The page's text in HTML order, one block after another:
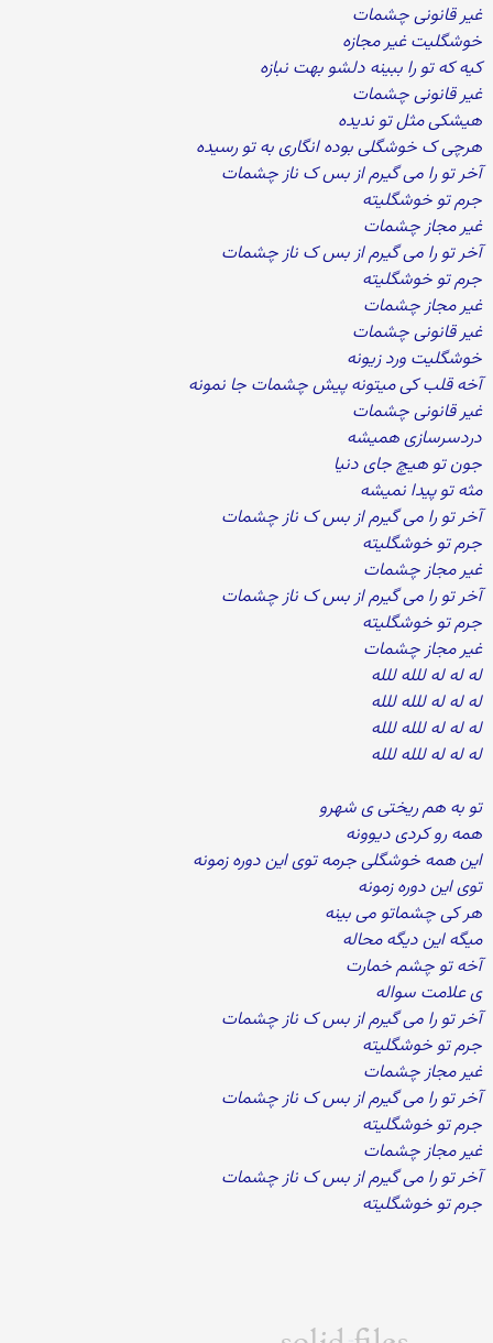
غیر قانونی چشمات
خوشگلیت غیر مجازه
کیه که تو را ببینه دلشو بهت نبازه
غیر قانونی چشمات
هیشکی مثل تو ندیده
هرچی ک خوشگلی بوده انگاری به تو رسیده
آخر تو را می گیرم از بس ک ناز چشمات
جرم تو خوشگلیته
غیر مجاز چشمات
آخر تو را می گیرم از بس ک ناز چشمات
جرم تو خوشگلیته
غیر مجاز چشمات
غیر قانونی چشمات
خوشگلیت ورد زیونه
آخه قلب کی میتونه پیش چشمات جا نمونه
غیر قانونی چشمات
دردسرسازی همیشه
جون تو هیچ جای دنیا
مثه تو پیدا نمیشه
آخر تو را می گیرم از بس ک ناز چشمات
جرم تو خوشگلیته
غیر مجاز چشمات
آخر تو را می گیرم از بس ک ناز چشمات
جرم تو خوشگلیته
غیر مجاز چشمات
له له له للله للله
له له له للله للله
له له له للله للله
له له له للله للله
تو به هم ریختی ی شهرو
همه رو کردی دیوونه
این همه خوشگلی جرمه توی این دوره زمونه
توی این دوره زمونه
هر کی چشماتو می بینه
میگه این دیگه محاله
آخه تو چشم خمارت
ی علامت سواله
آخر تو را می گیرم از بس ک ناز چشمات
جرم تو خوشگلیته
غیر مجاز چشمات
آخر تو را می گیرم از بس ک ناز چشمات
جرم تو خوشگلیته
غیر مجاز چشمات
آخر تو را می گیرم از بس ک ناز چشمات
جرم تو خوشگلیته